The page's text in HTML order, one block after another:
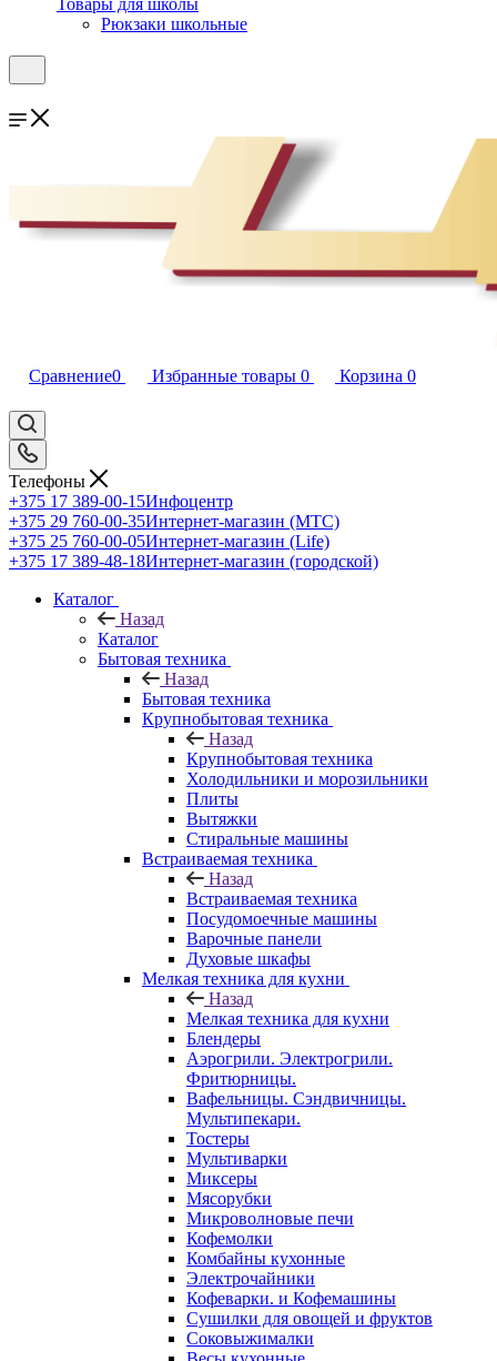
Товары для школы
Рюкзаки школьные
Сравнение0 Избранные товары 0 Корзина 0
Телефоны
+375 17 389-00-15Инфоцентр
+375 29 760-00-35Интернет-магазин (МТС)
+375 25 760-00-05Интернет-магазин (Life)
+375 17 389-48-18Интернет-магазин (городской)
Каталог
Назад
Каталог
Бытовая техника
Назад
Бытовая техника
Крупнобытовая техника
Назад
Крупнобытовая техника
Холодильники и морозильники
Плиты
Вытяжки
Стиральные машины
Встраиваемая техника
Назад
Встраиваемая техника
Посудомоечные машины
Варочные панели
Духовые шкафы
Мелкая техника для кухни
Назад
Мелкая техника для кухни
Блендеры
Аэрогрили. Электрогрили.
Фритюрницы.
Вафельницы. Сэндвичницы.
Мультипекари.
Тостеры
Мультиварки
Миксеры
Мясорубки
Микроволновые печи
Кофемолки
Комбайны кухонные
Электрочайники
Кофеварки. и Кофемашины
Сушилки для овощей и фруктов
Соковыжималки